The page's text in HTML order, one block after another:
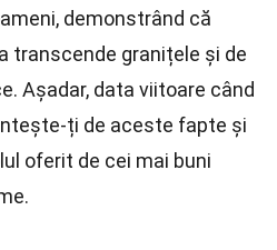
demonstrând că
transcende granițele și de
Așadar, data viitoare când
ți de aceste fapte și
oferit de cei mai buni